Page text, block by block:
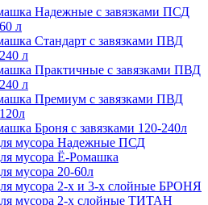
Надежные с завязками ПСД
л
Стандарт с завязками ПВД
л
Практичные с завязками ПВД
л
Премиум с завязками ПВД
Броня с завязками 120-240л
мусора Надежные ПСД
мусора Ё-Ромашка
мусора 20-60л
мусора 2-х и 3-х слойные БРОНЯ
мусора 2-х слойные ТИТАН